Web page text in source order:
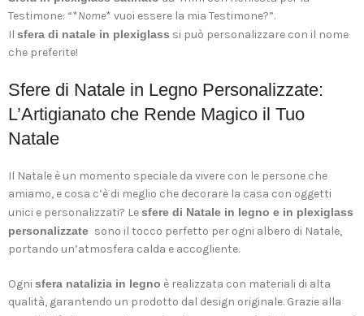
Testimone: “*Nome* vuoi essere la mia Testimone?”.
Il sfera di natale in plexiglass si può personalizzare con il nome
che preferite!
Sfere di Natale in Legno Personalizzate:
L’Artigianato che Rende Magico il Tuo
Natale
Il Natale è un momento speciale da vivere con le persone che
amiamo, e cosa c’è di meglio che decorare la casa con oggetti
unici e personalizzati? Lesfere di Natale in legno e in plexiglass
personalizzate sono il tocco perfetto per ogni albero di Natale,
portando un’atmosfera calda e accogliente.
Ogni sfera natalizia in legno è realizzata con materiali di alta
qualità, garantendo un prodotto dal design originale. Grazie alla